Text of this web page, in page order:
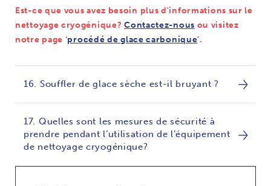
Est-ce que vous avez besoin plus d'informations sur le
nettoyage cryogénique?Contactez-nous ou visitez
notre page ‘procédé de glace carbonique’.
16. Souffler de glace sèche est-il bruyant ?
17. Quelles sont les mesures de sécurité à
prendre pendant l’utilisation de l’équipement
de nettoyage cryogénique?